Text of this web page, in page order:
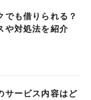
でも借りられる？
や対処法を紹介
サービス内容はど